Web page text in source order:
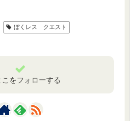
ぼくレス クエスト
こをフォローする